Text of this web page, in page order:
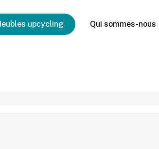
upcycling Qui sommes-nous